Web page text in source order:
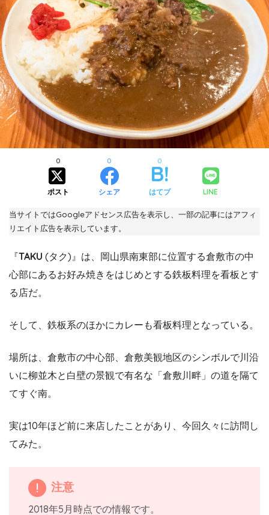
ポスト
0
シェア
0
はてブ
0
LINE
当サイトではGoogleアドセンス広告を表示し、一部の記事にはアフィ
リエイト広告を表示しています。
『TAKU (タク)』は、岡山県南東部に位置する倉敷市の中
心部にあるお好み焼きをはじめとする鉄板料理を看板とす
る店だ。
そして、鉄板系のほかにカレーも看板料理となっている。
場所は、倉敷市の中心部、倉敷美観地区のシンボルで川沿
いに柳並木と白壁の景観で有名な「倉敷川畔」の道を隔て
てすぐ南。
実は10年ほど前に来店したことがあり、今回久々に訪問し
てみた。
注意
2018年5月時点での情報です。